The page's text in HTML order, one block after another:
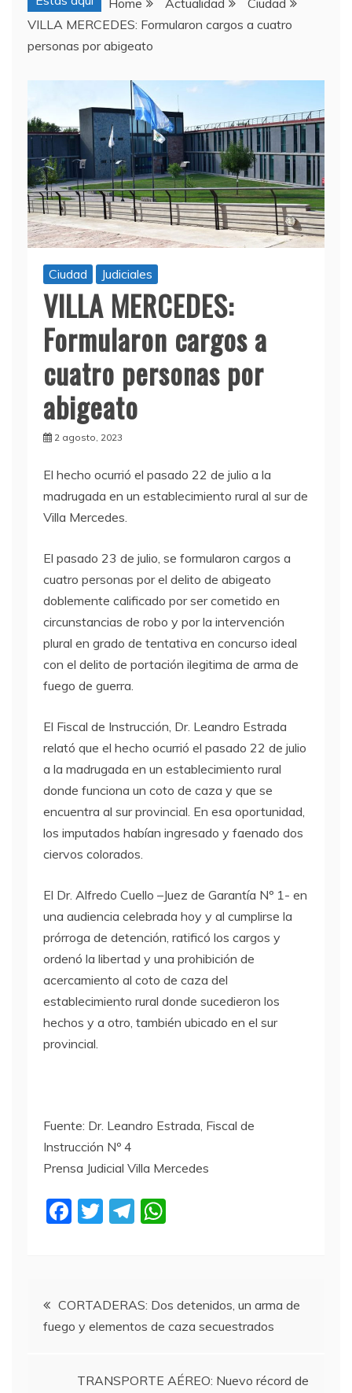
Home Actualidad
Ciudad
VILLA MERCEDES: Formularon cargos a cuatro
personas por abigeato
Ciudad Judiciales
VILLA MERCEDES:
Formularon cargos a
cuatro personas por
abigeato
2 agosto, 2023
El hecho ocurrió el pasado 22 de julio a la
madrugada en un establecimiento rural al sur de
Villa Mercedes.
El pasado 23 de julio, se formularon cargos a
cuatro personas por el delito de abigeato
doblemente calificado por ser cometido en
circunstancias de robo y por la intervención
plural en grado de tentativa en concurso ideal
con el delito de portación ilegitima de arma de
fuego de guerra.
El Fiscal de Instrucción, Dr. Leandro Estrada
relató que el hecho ocurrió el pasado 22 de julio
a la madrugada en un establecimiento rural
donde funciona un coto de caza y que se
encuentra al sur provincial. En esa oportunidad,
los imputados habían ingresado y faenado dos
ciervos colorados.
El Dr. Alfredo Cuello –Juez de Garantía Nº 1- en
una audiencia celebrada hoy y al cumplirse la
prórroga de detención, ratificó los cargos y
ordenó la libertad y una prohibición de
acercamiento al coto de caza del
establecimiento rural donde sucedieron los
hechos y a otro, también ubicado en el sur
provincial.
Fuente: Dr. Leandro Estrada, Fiscal de
Instrucción Nº 4
Prensa Judicial Villa Mercedes
F
b
o
T
T
a
m
A
p
Navegación
de
entradas
CORTADERAS: Dos detenidos, un arma de
fuego y elementos de caza secuestrados
TRANSPORTE AÉREO: Nuevo récord de